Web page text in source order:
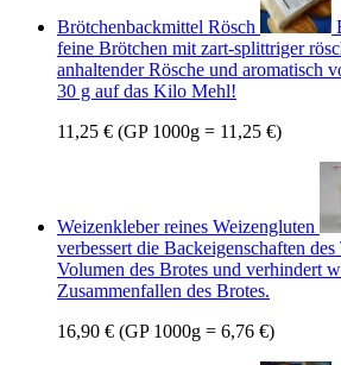
Brötchenbackmittel Rösch
feine Brötchen mit zart-splittriger
anhaltender Rösche und aromatisch
30 g auf das Kilo Mehl!
11,25 € (GP 1000g = 11,25 €)
Weizenkleber reines Weizengluten
verbessert die Backeigenschaften
Volumen des Brotes und verhindert
Zusammenfallen des Brotes.
16,90 € (GP 1000g = 6,76 €)